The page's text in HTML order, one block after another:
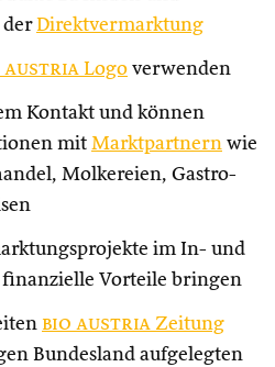
derDirektvermarktung
austria Logo verwenden
Kontakt und können
mit Marktpartnern wie
Molkereien, Gastro-
im In- und
Vorteile bringen
bio austria Zeitung
Bundesland aufgelegten